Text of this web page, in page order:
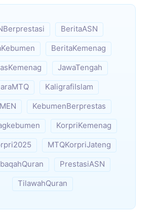
BeritaASN
BeritaKemenag
JawaTengah
KaligrafiIslam
KebumenBerprestas
KorpriKemenag
MTQKorpriJateng
PrestasiASN
TilawahQuran